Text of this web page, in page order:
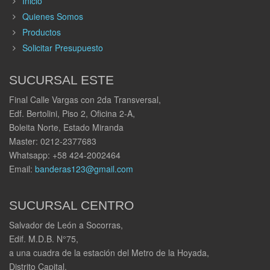
Quienes Somos
Productos
Solicitar Presupuesto
SUCURSAL ESTE
Final Calle Vargas con 2da Transversal,
Edf. Bertolini, Piso 2, Oficina 2-A,
Boleita Norte, Estado Miranda
Master: 0212-2377683
Whatsapp: +58 424-2002464
Email: banderas123@gmail.com
SUCURSAL CENTRO
Salvador de León a Socorras,
Edif. M.D.B. N°75,
a una cuadra de la estación del Metro de la Hoyada,
Distrito Capital.